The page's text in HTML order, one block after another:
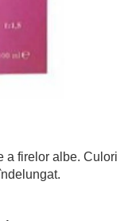
a firelor albe. Culori